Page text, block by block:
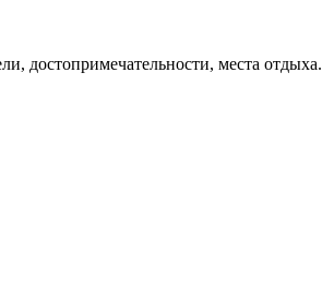
достопримечательности, места отдыха.